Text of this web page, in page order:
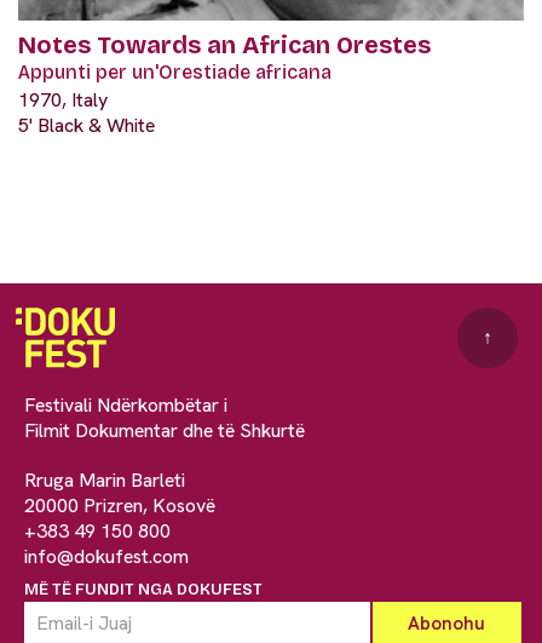
Notes Towards an African Orestes
Appunti per un'Orestiade africana
1970, Italy
5' Black & White
Festivali Ndërkombëtar i
Filmit Dokumentar dhe të Shkurtë
Rruga Marin Barleti
20000 Prizren, Kosovë
+383 49 150 800
info@dokufest.com
MË TË FUNDIT NGA DOKUFEST
↑